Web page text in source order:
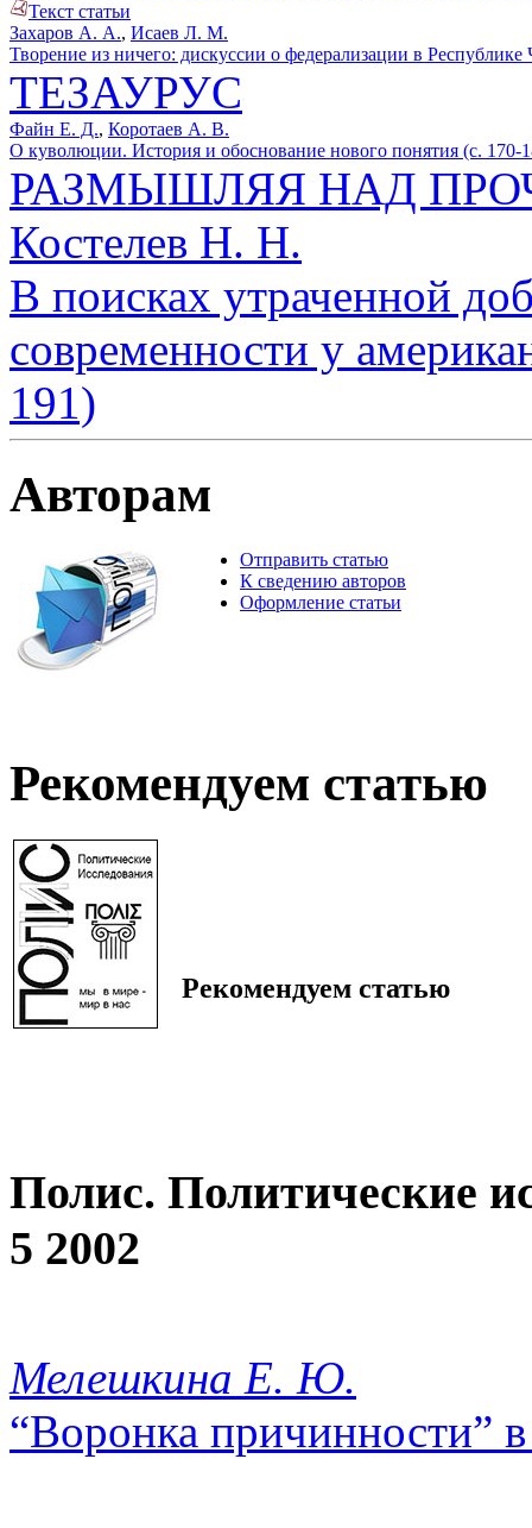
Текст статьи
Захаров А. А., Исаев Л. М.
Творение из ничего: дискуссии о федерализации в Республике
ТЕЗАУРУС
Файн Е. Д., Коротаев А. В.
О куволюции. История и обоснование нового понятия (с. 170-
РАЗМЫШЛЯЯ НАД
Костелев Н. Н.
В поисках утраченной
современности у
191)
Авторам
Отправить статью
К сведению авторов
Оформление статьи
Рекомендуем статью
Рекомендуем статью
Полис. Политические
5 2002
Мелешкина Е. Ю.
“Воронка причинности”